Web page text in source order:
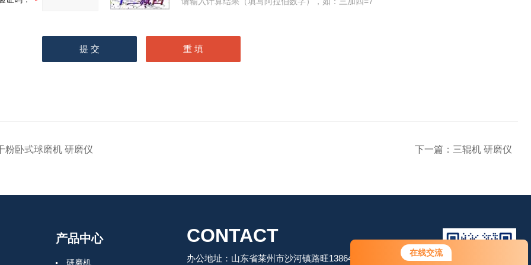
在线交流
粉卧式球磨机 研磨仪 下一篇： 三辊机 研磨仪
产品中心
研磨机
CONTACT
办公地址：山东省莱州市沙河镇路旺13864506509